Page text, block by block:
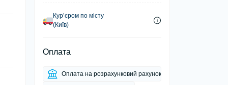
Курʼєром по місту
(Київ)
Оплата
Оплата на розрахунковий рахунок